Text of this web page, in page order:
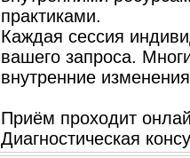
практиками.
Каждая сессия
вашего запроса.
внутренние
Приём проходит
Диагностическая